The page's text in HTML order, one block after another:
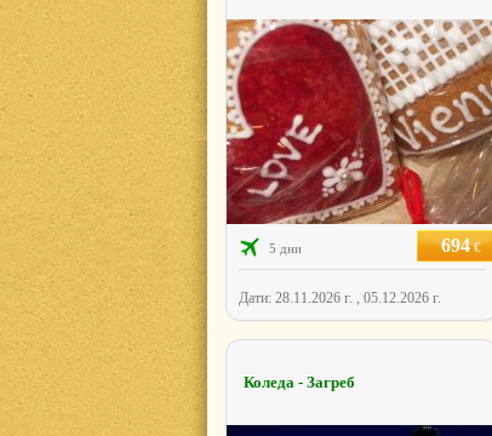
5 дни 694€
Дати: 28.11.2026 г. , 05.12.2026 г.
Коледа - Загреб